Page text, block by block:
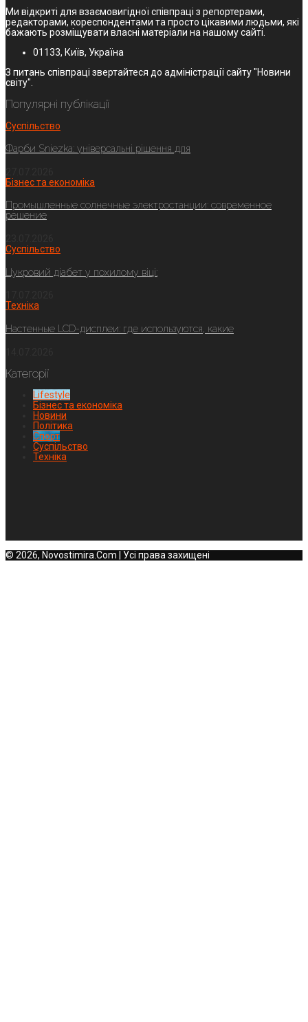
Ми відкриті для взаємовигідної співпраці з репортерами,
редакторами, кореспондентами та просто цікавими людьми, які
бажають розміщувати власні матеріали на нашому сайті.
01133, Київ, Україна
З питань співпраці звертайтеся до адміністрації сайту "Новини
світу".
Популярні публікації
Суспільство
Фарби Sniezka: універсальні рішення для
Бізнес та економіка
Промышленные солнечные электростанции: современное
решение
Суспільство
Цукровий діабет у похилому віці:
Техніка
Настенные LCD-дисплеи: где используются, какие
Категорії
Lifestyle
Бізнес та економіка
Новини
Політика
Спорт
Суспільство
Техніка
© 2026, Novostimira.Com | Усі права захищені